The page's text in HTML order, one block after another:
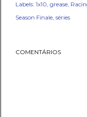
Labels: 1x10 grease
Season Finale séries
COMENTÁRIOS